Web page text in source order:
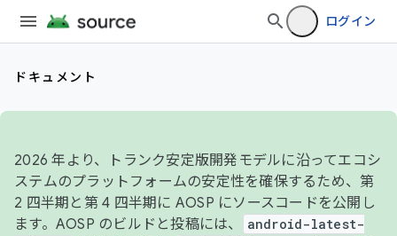
ログイン
ドキュメント
2026 年より、トランク安定版開発モデルに沿ってエコシ
ステムのプラットフォームの安定性を確保するため、第
2 四半期と第 4 四半期に AOSP にソースコードを公開し
ます。AOSP のビルドと投稿には、
android-latest-